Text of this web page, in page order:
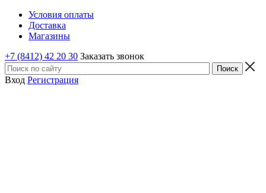
Условия оплаты
Доставка
Магазины
+7 (8412) 42 20 30 Заказать звонок
Вход Регистрация